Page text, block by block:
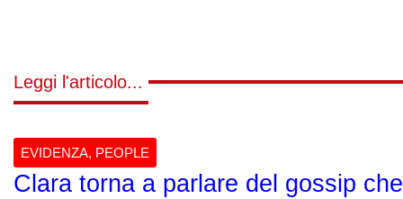
Leggi l'articolo...
EVIDENZA, PEOPLE
Clara torna a parlare del gossip